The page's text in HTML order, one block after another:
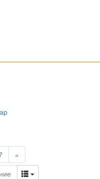
Dropdown
»
Toggle Dropdown